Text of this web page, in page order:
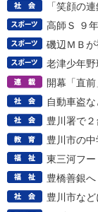
「笑顔の
高師Ｓ ９
磯辺ＭＢが
老津少年
開幕「直前
自動車盗
豊川署で２
豊川市の
東三河フ
豊橋善銀
豊川市な